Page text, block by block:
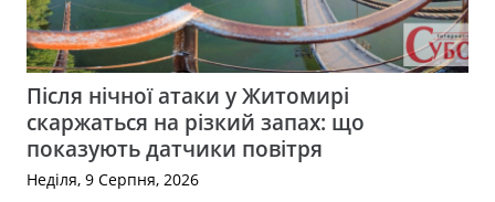
Після нічної атаки у Житомирі
скаржаться на різкий запах: що
показують датчики повітря
Неділя, 9 Серпня, 2026